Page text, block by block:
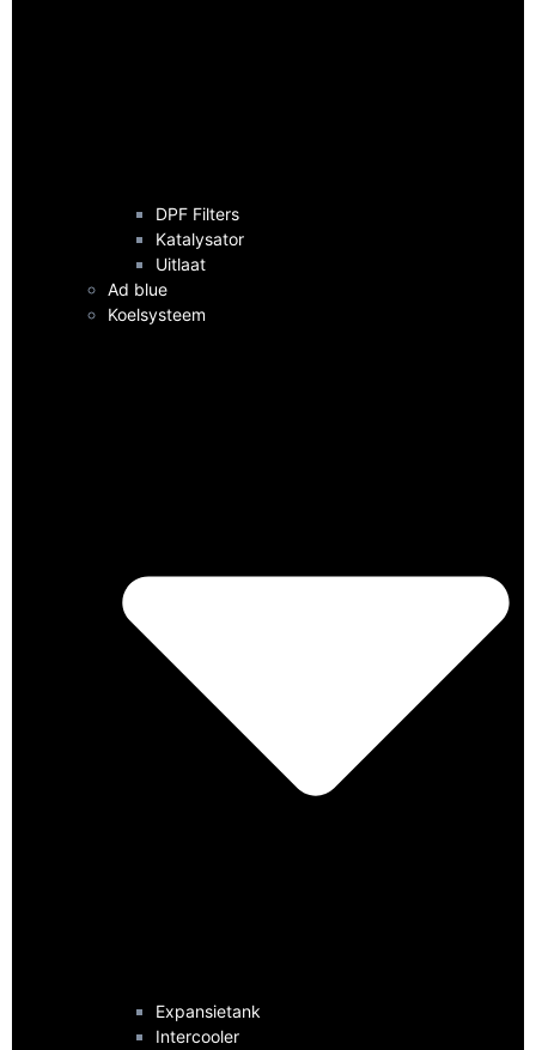
DPF Filters
Katalysator
Uitlaat
Ad blue
Koelsysteem
Expansietank
Intercooler